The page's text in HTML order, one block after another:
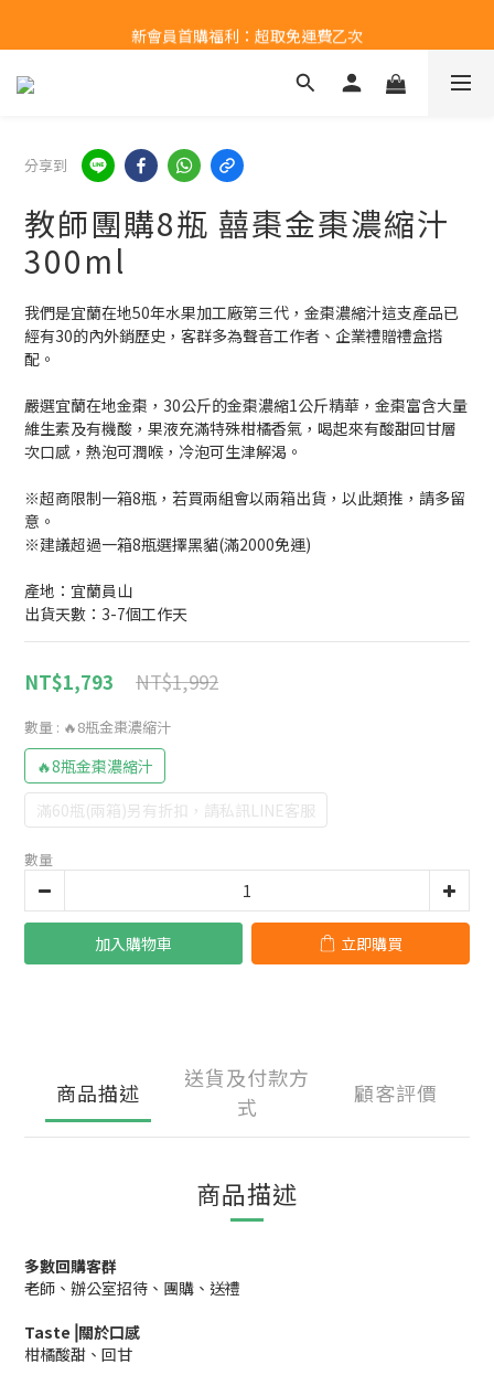
新會員首購福利：超取免運費乙次
新會員首購福利：超取免運費乙次
點擊LINE領取50元購物金
分享到
教師團購8瓶 囍棗金棗濃縮汁
300ml
我們是宜蘭在地50年水果加工廠第三代，金棗濃縮汁這支產品已
經有30的內外銷歷史，客群多為聲音工作者、企業禮贈禮盒搭
配。
嚴選宜蘭在地金棗，30公斤的金棗濃縮1公斤精華，金棗富含大量
維生素及有機酸，果液充滿特殊柑橘香氣，喝起來有酸甜回甘層
次口感，熱泡可潤喉，冷泡可生津解渴。
※超商限制一箱8瓶，若買兩組會以兩箱出貨，以此類推，請多留
意。
※建議超過一箱8瓶選擇黑貓(滿2000免運)
產地：宜蘭員山
出貨天數：3-7個工作天
NT$1,992
NT$1,793
數量 : 🔥8瓶金棗濃縮汁
🔥8瓶金棗濃縮汁
滿60瓶(兩箱)另有折扣，請私訊LINE客服
數量
加入購物車 立即購買
商品描述
送貨及付款方
式
顧客評價
商品描述
多數回購客群
老師、辦公室招待、團購、送禮
Taste⎥關於口感
柑橘酸甜、回甘